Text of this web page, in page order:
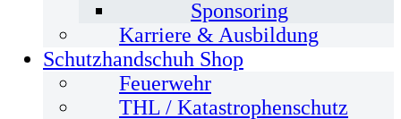
Sponsoring
Karriere & Ausbildung
Schutzhandschuh Shop
Feuerwehr
THL / Katastrophenschutz